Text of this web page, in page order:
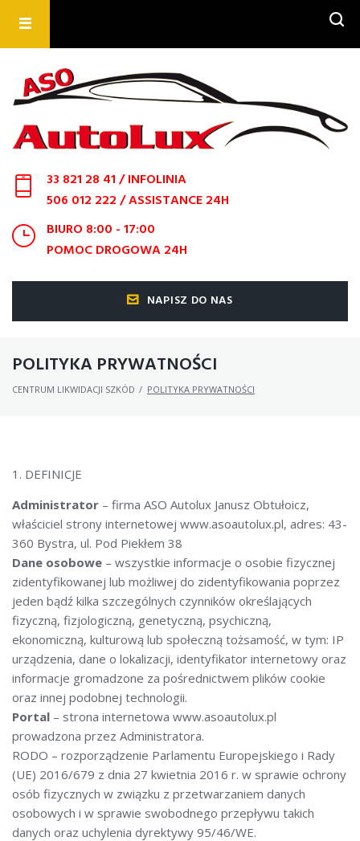
33 821 28 41/ INFOLINIA
506 012 222/ ASSISTANCE 24H
BIURO 8:00 - 17:00
POMOC DROGOWA 24H
NAPISZ DO NAS
POLITYKA PRYWATNOŚCI
CENTRUM LIKWIDACJI SZKÓD / POLITYKA PRYWATNOŚCI
1. DEFINICJE
Administrator – firma ASO Autolux Janusz Obtułoicz,
właściciel strony internetowej www.asoautolux.pl, adres: 43-
360 Bystra, ul. Pod Piekłem 38
Dane osobowe– wszystkie informacje o osobie fizycznej
zidentyfikowanej lub możliwej do zidentyfikowania poprzez
jeden bądź kilka szczególnych czynników określających
fizyczną, fizjologiczną, genetyczną, psychiczną,
ekonomiczną, kulturową lub społeczną tożsamość, w tym: IP
urządzenia, dane o lokalizacji, identyfikator internetowy oraz
informacje gromadzone za pośrednictwem plików cookie
oraz innej podobnej technologii.
Portal – strona internetowa www.asoautolux.pl
prowadzona przez Administratora.
RODO – rozporządzenie Parlamentu Europejskiego i Rady
(UE) 2016/679 z dnia 27 kwietnia 2016 r. w sprawie ochrony
osób fizycznych w związku z przetwarzaniem danych
osobowych i w sprawie swobodnego przepływu takich
danych oraz uchylenia dyrektywy 95/46/WE.